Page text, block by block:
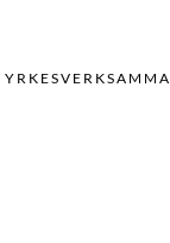
YRKESVERKSAMMA